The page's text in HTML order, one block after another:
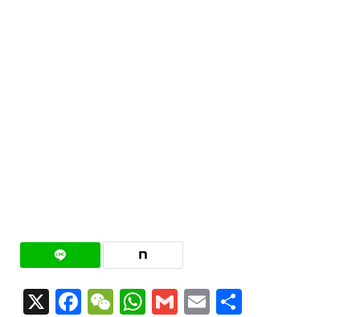
X Facebook
WeChat
WhatsApp
GmailEmail